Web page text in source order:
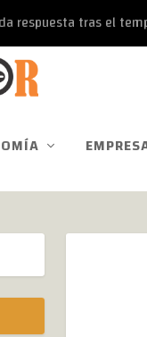
respuesta tras el